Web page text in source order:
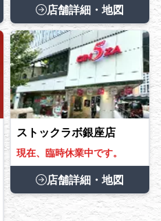
店舗詳細・地図
ストックラボ銀座店
現在、臨時休業中です。
店舗詳細・地図